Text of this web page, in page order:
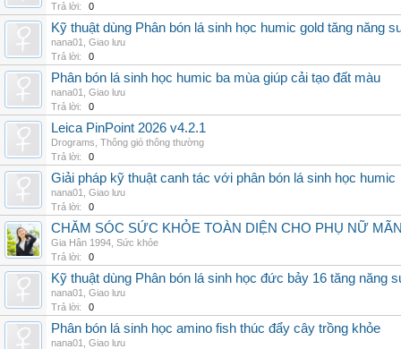
Trả lời:
0
Kỹ thuật dùng Phân bón lá sinh học humic gold tăng năng
nana01
Giao lưu
Trả lời:
0
Phân bón lá sinh học humic ba mùa giúp cải tạo đất màu
nana01
Giao lưu
Trả lời:
0
Leica PinPoint 2026 v4.2.1
Drograms Thông gió thông thường
Trả lời:
0
Giải pháp kỹ thuật canh tác với phân bón lá sinh học humic
nana01
Giao lưu
Trả lời:
0
CHĂM SÓC SỨC KHỎE TOÀN DIỆN CHO PHỤ NỮ
Gia Hân 1994 Sức khỏe
Trả lời:
0
Kỹ thuật dùng Phân bón lá sinh học đức bảy 16 tăng năng
nana01
Giao lưu
Trả lời:
0
Phân bón lá sinh học amino fish thúc đẩy cây trồng khỏe
nana01
Giao lưu